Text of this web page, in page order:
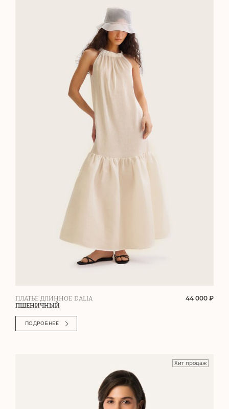
ПЛАТЬЕ ДЛИННОЕ DALIA
ПШЕНИЧНЫЙ
44 000 ₽
ПОДРОБНЕЕ
Хит продаж